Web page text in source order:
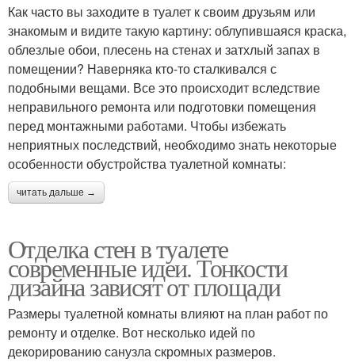
Как часто вы заходите в туалет к своим друзьям или
знакомым и видите такую картину: облупившаяся краска,
облезлые обои, плесень на стенах и затхлый запах в
помещении? Наверняка кто-то сталкивался с
подобными вещами. Все это происходит вследствие
неправильного ремонта или подготовки помещения
перед монтажными работами. Чтобы избежать
неприятных последствий, необходимо знать некоторые
особенности обустройства туалетной комнаты:
читать дальше →
Отделка стен в туалете
современные идеи. Тонкости
дизайна зависят от площади
Размеры туалетной комнаты влияют на план работ по
ремонту и отделке. Вот несколько идей по
декорированию санузла скромных размеров.